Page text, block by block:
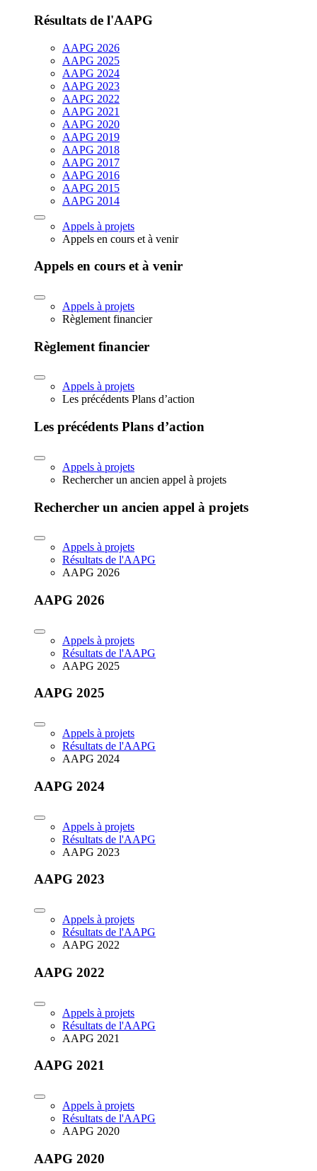
Résultats de l'AAPG
AAPG 2026
AAPG 2025
AAPG 2024
AAPG 2023
AAPG 2022
AAPG 2021
AAPG 2020
AAPG 2019
AAPG 2018
AAPG 2017
AAPG 2016
AAPG 2015
AAPG 2014
Appels à projets
Appels en cours et à venir
Appels en cours et à venir
Appels à projets
Règlement financier
Règlement financier
Appels à projets
Les précédents Plans d’action
Les précédents Plans d’action
Appels à projets
Rechercher un ancien appel à projets
Rechercher un ancien appel à projets
Appels à projets
Résultats de l'AAPG
AAPG 2026
AAPG 2026
Appels à projets
Résultats de l'AAPG
AAPG 2025
AAPG 2025
Appels à projets
Résultats de l'AAPG
AAPG 2024
AAPG 2024
Appels à projets
Résultats de l'AAPG
AAPG 2023
AAPG 2023
Appels à projets
Résultats de l'AAPG
AAPG 2022
AAPG 2022
Appels à projets
Résultats de l'AAPG
AAPG 2021
AAPG 2021
Appels à projets
Résultats de l'AAPG
AAPG 2020
AAPG 2020